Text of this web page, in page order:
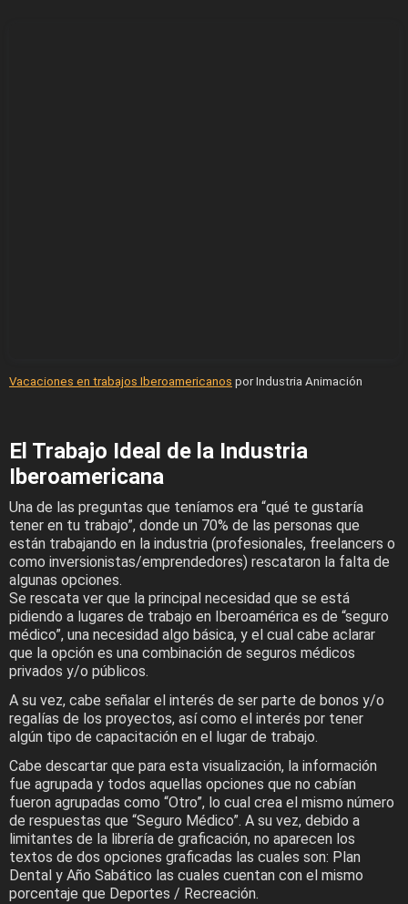
Vacaciones en trabajos Iberoamericanos por Industria Animación
El Trabajo Ideal de la Industria
Iberoamericana
Una de las preguntas que teníamos era “qué te gustaría
tener en tu trabajo”, donde un 70% de las personas que
están trabajando en la industria (profesionales, freelancers o
como inversionistas/emprendedores) rescataron la falta de
algunas opciones.
Se rescata ver que la principal necesidad que se está
pidiendo a lugares de trabajo en Iberoamérica es de “seguro
médico”, una necesidad algo básica, y el cual cabe aclarar
que la opción es una combinación de seguros médicos
privados y/o públicos.
A su vez, cabe señalar el interés de ser parte de bonos y/o
regalías de los proyectos, así como el interés por tener
algún tipo de capacitación en el lugar de trabajo.
Cabe descartar que para esta visualización, la información
fue agrupada y todos aquellas opciones que no cabían
fueron agrupadas como “Otro”, lo cual crea el mismo número
de respuestas que “Seguro Médico”. A su vez, debido a
limitantes de la librería de graficación, no aparecen los
textos de dos opciones graficadas las cuales son: Plan
Dental y Año Sabático las cuales cuentan con el mismo
porcentaje que Deportes / Recreación.